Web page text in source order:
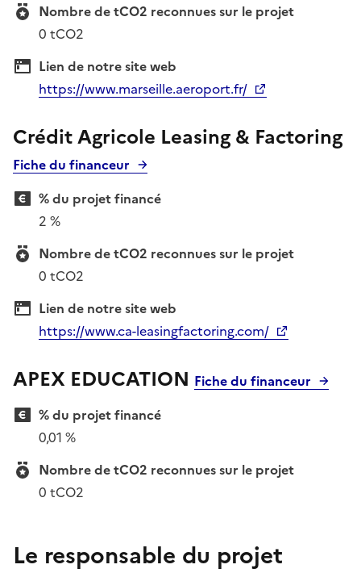
Nombre de tCO2 reconnues sur le projet
0 tCO2
Lien de notre site web
https://www.marseille.aeroport.fr/
Crédit Agricole Leasing & Factoring
Fiche du financeur
% du projet financé
2 %
Nombre de tCO2 reconnues sur le projet
0 tCO2
Lien de notre site web
https://www.ca-leasingfactoring.com/
APEX EDUCATION Fiche du financeur
% du projet financé
0,01 %
Nombre de tCO2 reconnues sur le projet
0 tCO2
Le responsable du projet